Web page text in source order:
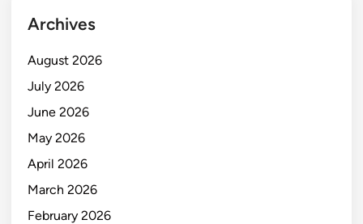
Archives
August 2026
July 2026
June 2026
May 2026
April 2026
March 2026
February 2026